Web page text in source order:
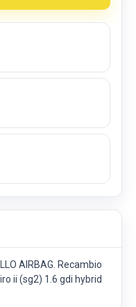
AIRBAG. Recambio
ii (sg2) 1.6 gdi hybrid